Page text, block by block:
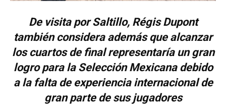
De visita por Saltillo, Régis Dupont
también considera además que alcanzar
los cuartos de final representaría un gran
logro para la Selección Mexicana debido
a la falta de experiencia internacional de
gran parte de sus jugadores